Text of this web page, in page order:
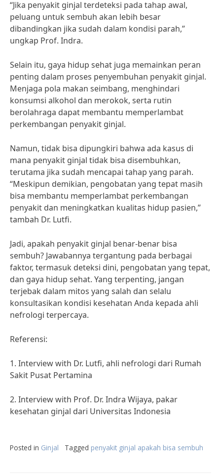
“Jika penyakit ginjal terdeteksi pada tahap awal,
peluang untuk sembuh akan lebih besar
dibandingkan jika sudah dalam kondisi parah,”
ungkap Prof. Indra.
Selain itu, gaya hidup sehat juga memainkan peran
penting dalam proses penyembuhan penyakit ginjal.
Menjaga pola makan seimbang, menghindari
konsumsi alkohol dan merokok, serta rutin
berolahraga dapat membantu memperlambat
perkembangan penyakit ginjal.
Namun, tidak bisa dipungkiri bahwa ada kasus di
mana penyakit ginjal tidak bisa disembuhkan,
terutama jika sudah mencapai tahap yang parah.
“Meskipun demikian, pengobatan yang tepat masih
bisa membantu memperlambat perkembangan
penyakit dan meningkatkan kualitas hidup pasien,”
tambah Dr. Lutfi.
Jadi, apakah penyakit ginjal benar-benar bisa
sembuh? Jawabannya tergantung pada berbagai
faktor, termasuk deteksi dini, pengobatan yang tepat,
dan gaya hidup sehat. Yang terpenting, jangan
terjebak dalam mitos yang salah dan selalu
konsultasikan kondisi kesehatan Anda kepada ahli
nefrologi terpercaya.
Referensi:
1. Interview with Dr. Lutfi, ahli nefrologi dari Rumah
Sakit Pusat Pertamina
2. Interview with Prof. Dr. Indra Wijaya, pakar
kesehatan ginjal dari Universitas Indonesia
Posted in Ginjal Tagged penyakit ginjal apakah bisa sembuh